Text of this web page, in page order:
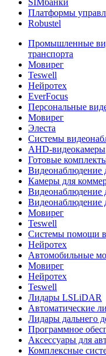
SIMбанки
Платформы
Robustel
Промышленные
транспорта
Мовирег
Teswell
Нейротех
EverFocus
Персональные
Мовирег
Элеста
Системы
AHD-видеокамеры
Готовые
Видеонаблюдение
Камеры для
Видеонаблюдение
Видеонаблюдение
Мовирег
Teswell
Системы помощи
Нейротех
Автомобильные
Мовирег
Нейротех
Teswell
Лидары LSLiDAR
Автоматические
Лидары дальнего
Программное
Аксессуары для
Комплексные